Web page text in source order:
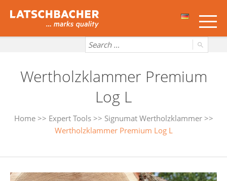
Wertholzklammer Premium
Log L
Home >> Expert Tools >> Signumat Wertholzklammer >>
Wertholzklammer Premium Log L